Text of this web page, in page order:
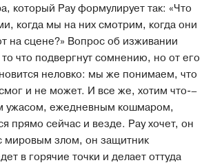
который Рау формулирует так: «Что
когда мы на них смотрим, когда они
на сцене?» Вопрос об изживании
что подвергнут сомнению, но от его
неловко: мы же понимаем, что
и не может. И все же, хотим что-–
ужасом, ежедневным кошмаром,
прямо сейчас и везде. Рау хочет, он
мировым злом, он защитник
в горячие точки и делает оттуда